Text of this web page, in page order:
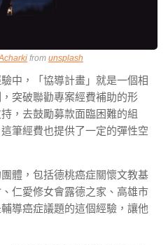
from unsplash
中，「協導計畫」就是一個相
突破聯勸專案經費補助的形
，去鼓勵募款面臨困難的組
筆經費也提供了一定的彈性空
體，包括德桃癌症關懷文教基
仁愛修女會露德之家、高雄市
導癌症議題的這個經驗，讓他